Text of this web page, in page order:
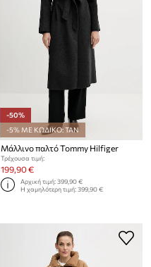
-50%
-5% ΜΕ ΚΩΔΙΚΟ: TAN
Μάλλινο παλτό Tommy Hilfiger
Τρέχουσα τιμή:
199,90 €
Αρχική τιμή:399,90 €
Η χαμηλότερη τιμή:399,90 €